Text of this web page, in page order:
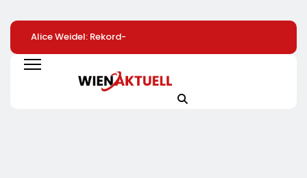
Alice Weidel: Rekord-
Insolvenzen Sind
Warnsignal –
Bundesregierung
Wächst Weiter:
NATURKIND-Welt Bei
Vorgesetzte Sind